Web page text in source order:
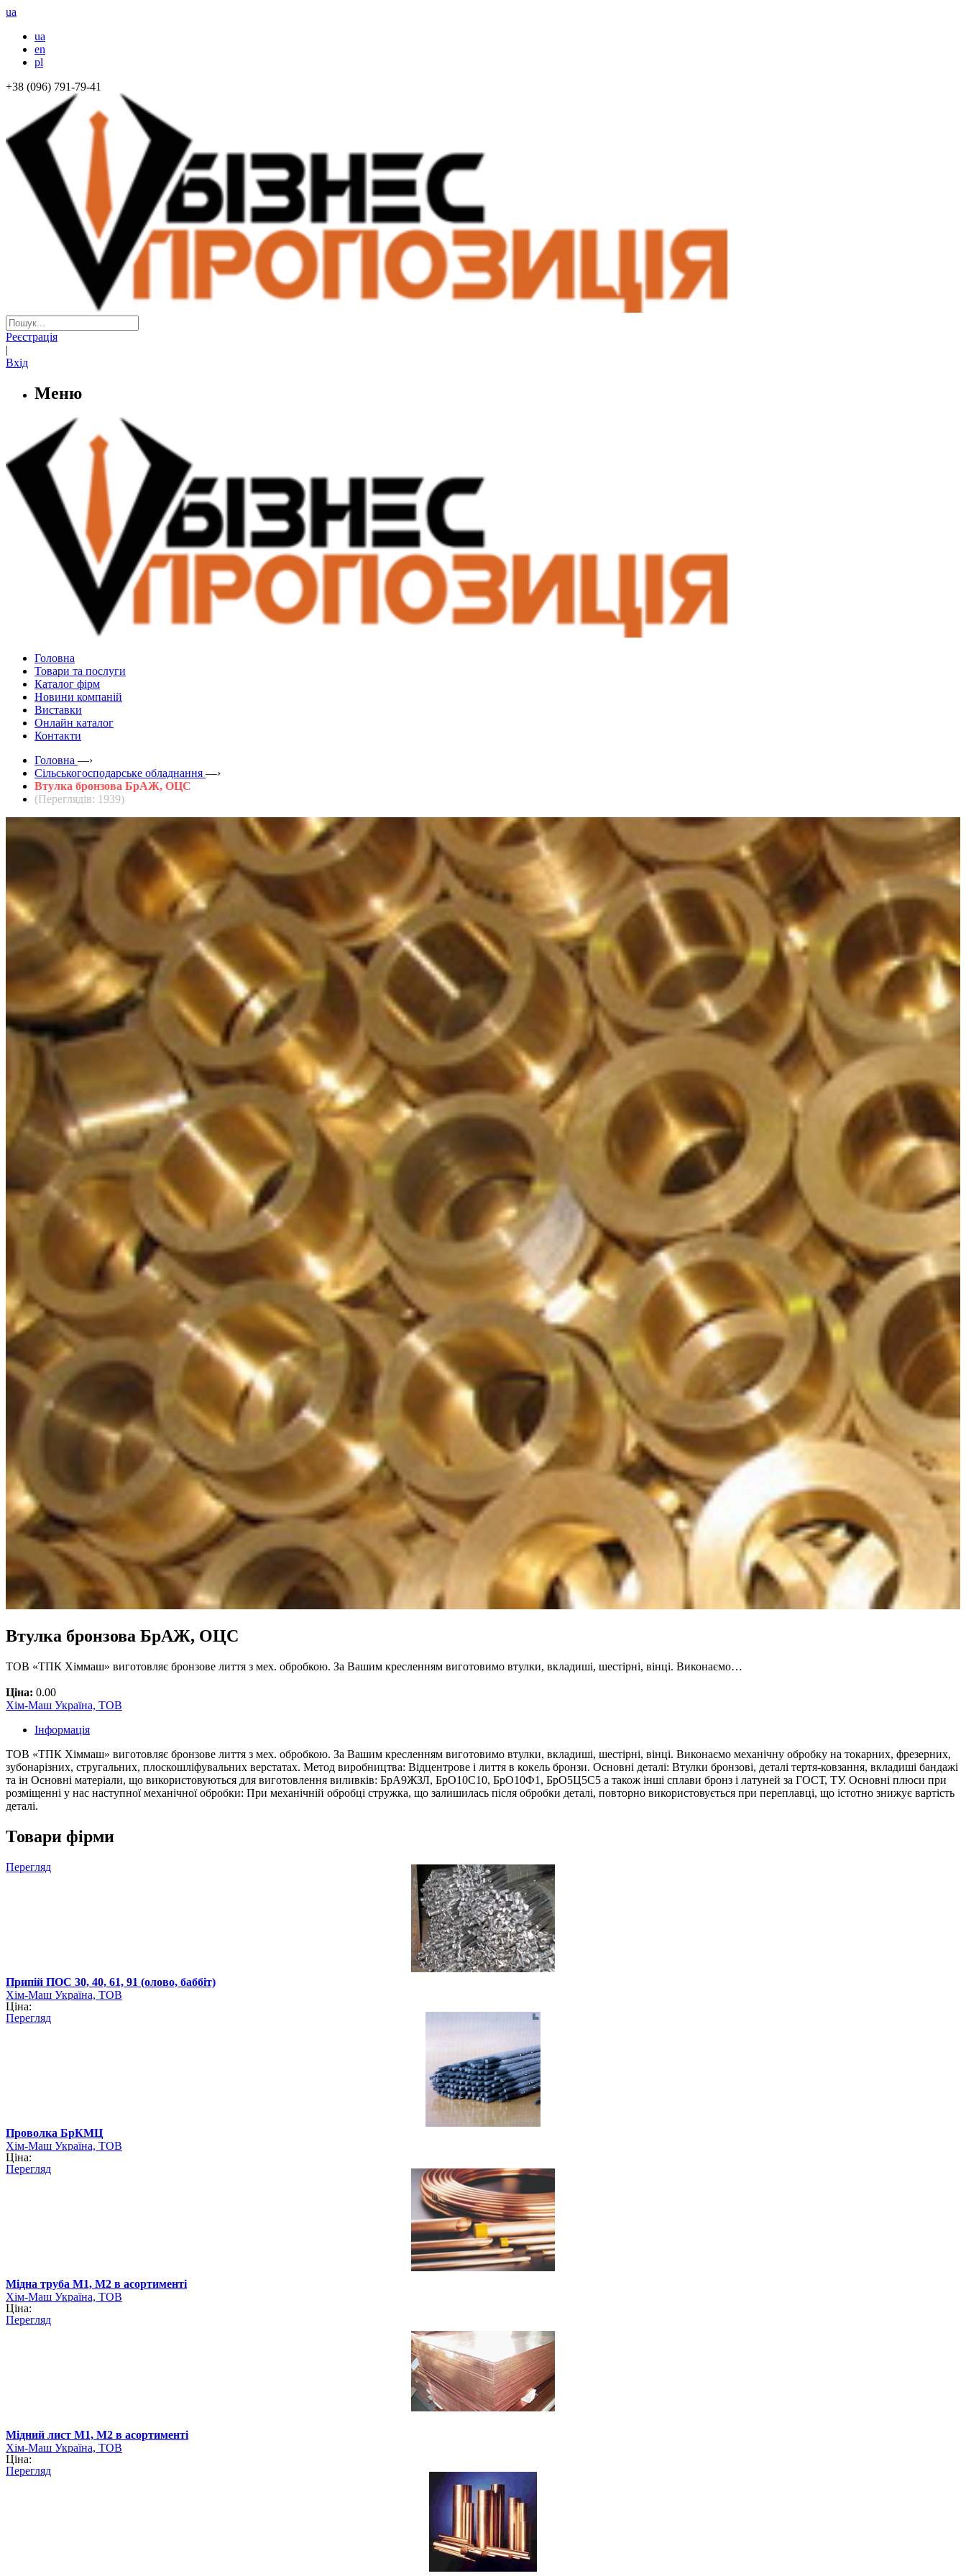
ua
ua
en
pl
+38 (096) 791-79-41
Реєстрація
|
Вхід
Меню
Головна
Товари та послуги
Каталог фірм
Новини компаній
Виставки
Онлайн каталог
Контакти
Головна —›
Сільськогосподарське обладнання —›
Втулка бронзова БрАЖ, ОЦС
(Переглядів: 1939)
Втулка бронзова БрАЖ, ОЦС
ТОВ «ТПК Хіммаш» виготовляє бронзове лиття з мех. обробкою. За Вашим кресленням виготовимо втулки, вкладиші, шестірні, вінці. Виконаємо…
Ціна: 0.00
Хім-Маш Україна, ТОВ
Інформація
ТОВ «ТПК Хіммаш» виготовляє бронзове лиття з мех. обробкою. За Вашим кресленням виготовимо втулки, вкладиші, шестірні, вінці. Виконаємо механічну обробку на токарних, фрезерних,
зубонарізних, стругальних, плоскошліфувальних верстатах. Метод виробництва: Відцентрове і лиття в кокель бронзи. Основні деталі: Втулки бронзові, деталі тертя-ковзання, вкладиші бандажі
та ін Основні матеріали, що використовуються для виготовлення виливків: БрА9ЖЗЛ, БрО10С10, БрО10Ф1, БрО5Ц5С5 а також інші сплави бронз і латуней за ГОСТ, ТУ. Основні плюси при
розміщенні у нас наступної механічної обробки: При механічній обробці стружка, що залишилась після обробки деталі, повторно використовується при переплавці, що істотно знижує вартість
деталі.
Товари фірми
Перегляд
Припій ПОС 30, 40, 61, 91 (олово, баббіт)
Хім-Маш Україна, ТОВ
Ціна:
Перегляд
Проволка БрКМЦ
Хім-Маш Україна, ТОВ
Ціна:
Перегляд
Мідна труба М1, М2 в асортименті
Хім-Маш Україна, ТОВ
Ціна:
Перегляд
Мідний лист М1, М2 в асортименті
Хім-Маш Україна, ТОВ
Ціна:
Перегляд